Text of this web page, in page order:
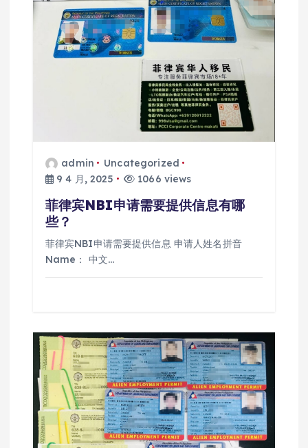
admin
Uncategorized
9 4 月, 2025
1066 views
菲律宾NBI申请需要提供信息有哪
些？
菲律宾NBI申请需要提供信息 申请人姓名拼音
Name： 中文…